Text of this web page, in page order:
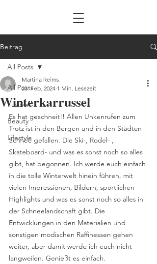
Beitrag
All Posts
Fashion
Beauty
Lifestyle
All Posts
Winterkarrussel
Martina Reims
23. Feb. 2024 1 Min. Lesezeit
Es hat geschneit!! Allen Unkenrufen zum
Trotz ist in den Bergen und in den Städten
Schnee gefallen. Die Ski-, Rodel- ,
Skateboard- und was es sonst noch so alles
gibt, hat begonnen. Ich werde euch einfach
in die tolle Winterwelt hinein führen, mit
vielen Impressionen, Bildern, sportlichen
Highlights und was es sonst noch so alles in
der Schneelandschaft gibt. Die
Entwicklungen in den Materialien und
sonstigen modischen Raffinessen gehen
weiter, aber damit werde ich euch nicht
langweilen. Genießt es einfach.